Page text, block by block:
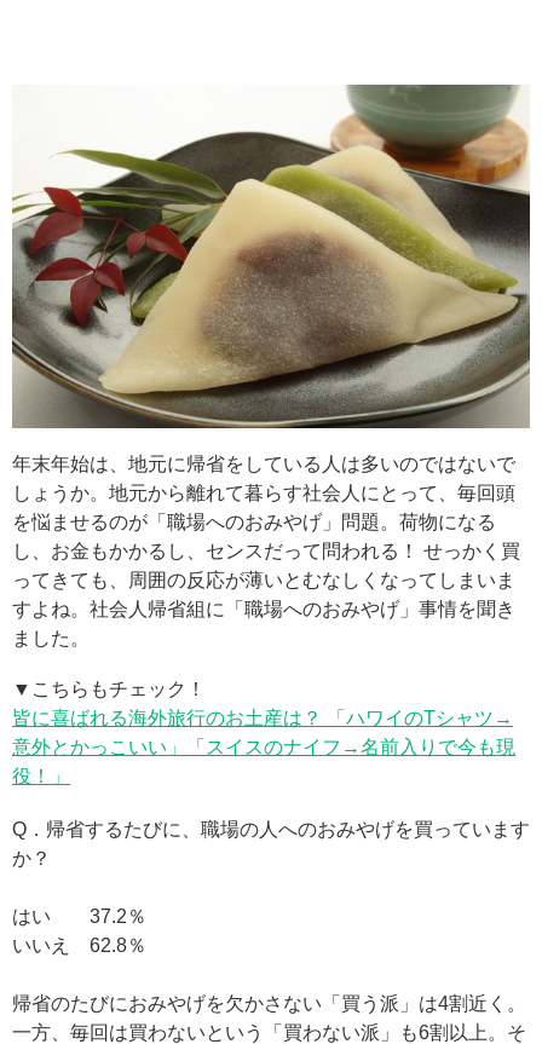
年末年始は、地元に帰省をしている人は多いのではないで
しょうか。地元から離れて暮らす社会人にとって、毎回頭
を悩ませるのが「職場へのおみやげ」問題。荷物になる
し、お金もかかるし、センスだって問われる！ せっかく買
ってきても、周囲の反応が薄いとむなしくなってしまいま
すよね。社会人帰省組に「職場へのおみやげ」事情を聞き
ました。
▼こちらもチェック！
皆に喜ばれる海外旅行のお土産は？ 「ハワイのTシャツ→
意外とかっこいい」「スイスのナイフ→名前入りで今も現
役！」
Q．帰省するたびに、職場の人へのおみやげを買っています
か？
はい 37.2％
いいえ 62.8％
帰省のたびにおみやげを欠かさない「買う派」は4割近く。
一方、毎回は買わないという「買わない派」も6割以上。そ